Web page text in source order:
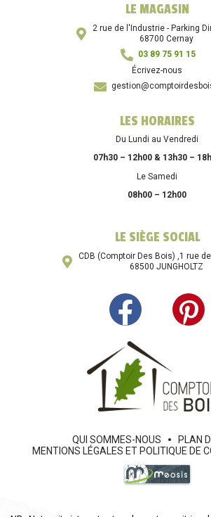
LE MAGASIN
2 rue de l'Industrie - Parking
68700 Cernay
03 89 75 91 15
Écrivez-nous
LES HORAIRES
Du Lundi au Vendredi
07h30 – 12h00 & 13h30 –
Le Samedi
08h00 – 12h00
LE SIÈGE SOCIAL
CDB (Comptoir Des Bois) ,1 rue
68500 JUNGHOLTZ
QUI SOMMES-NOUS
PLAN
MENTIONS LÉGALES ET POLITIQUE DE